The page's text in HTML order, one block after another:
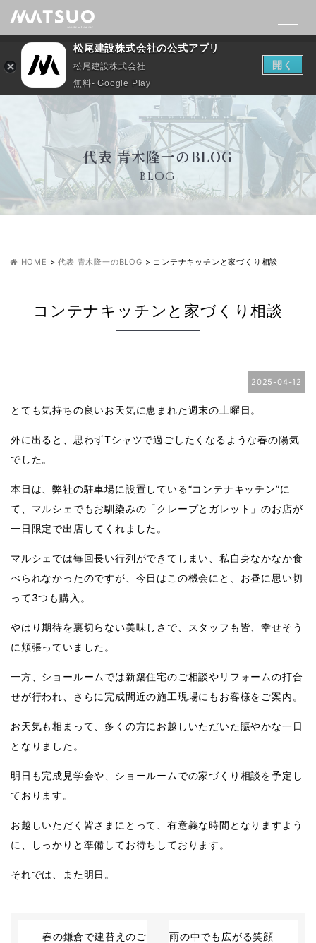
代表 青木隆一のBLOG
BLOG
HOME >代表 青木隆一のBLOG > コンテナキッチンと家づくり相談
コンテナキッチンと家づくり相談
2025-04-12
とても気持ちの良いお天気に恵まれた週末の土曜日。
外に出ると、思わずTシャツで過ごしたくなるような春の陽気
でした。
本日は、弊社の駐車場に設置している“コンテナキッチン”に
て、マルシェでもお馴染みの「クレープとガレット」のお店が
一日限定で出店してくれました。
マルシェでは毎回長い行列ができてしまい、私自身なかなか食
べられなかったのですが、今日はこの機会にと、お昼に思い切
って3つも購入。
やはり期待を裏切らない美味しさで、スタッフも皆、幸せそう
に頬張っていました。
一方、ショールームでは新築住宅のご相談やリフォームの打合
せが行われ、さらに完成間近の施工現場にもお客様をご案内。
お天気も相まって、多くの方にお越しいただいた賑やかな一日
となりました。
明日も完成見学会や、ショールームでの家づくり相談を予定し
ております。
お越しいただく皆さまにとって、有意義な時間となりますよう
に、しっかりと準備してお待ちしております。
それでは、また明日。
春の鎌倉で建替えのご
雨の中でも広がる笑顔
松尾建設株式会社の公式アプリ
松尾建設株式会社
無料- Google Play
開く